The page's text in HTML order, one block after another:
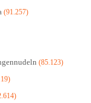
(91.257)
(85.123)